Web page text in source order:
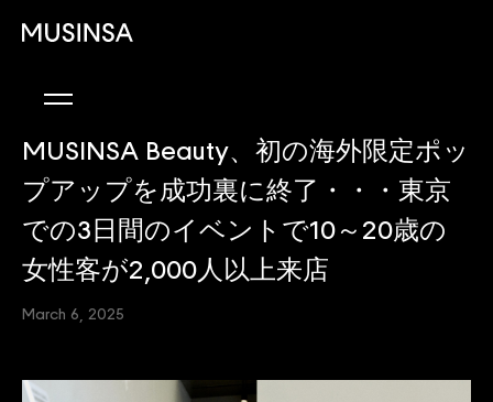
MUSINSA Beauty、初の海外限定ポッ
プアップを成功裏に終了・・・東京
での3日間のイベントで10～20歳の
女性客が2,000人以上来店
March 6, 2025